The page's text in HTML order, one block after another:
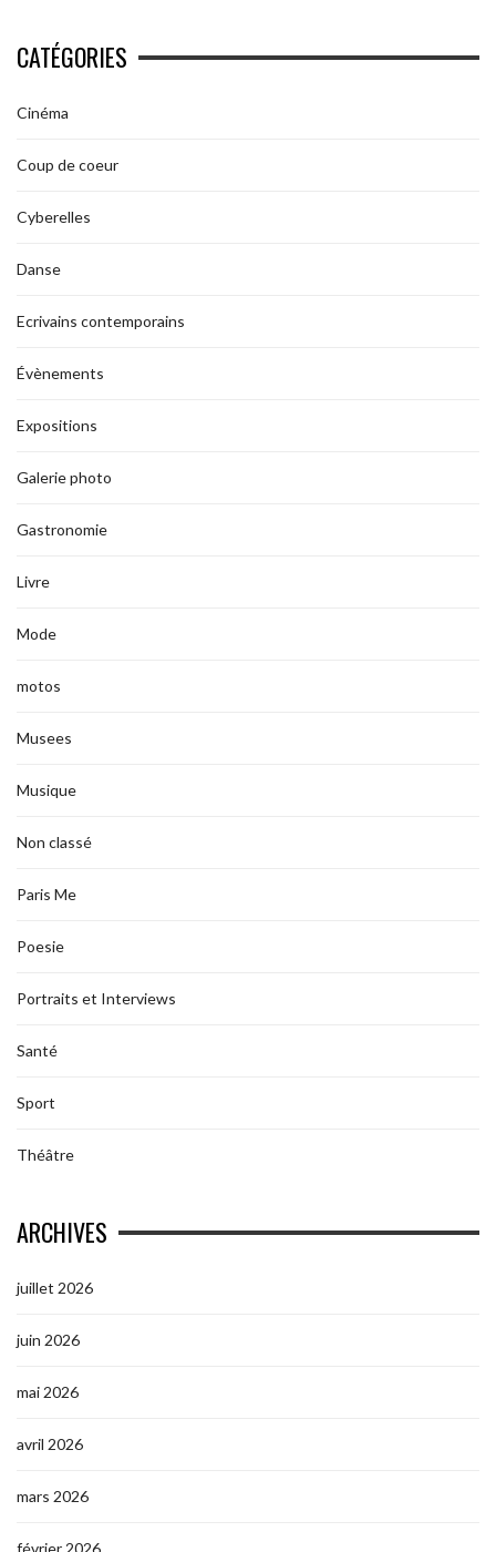
CATÉGORIES
Cinéma
Coup de coeur
Cyberelles
Danse
Ecrivains contemporains
Évènements
Expositions
Galerie photo
Gastronomie
Livre
Mode
motos
Musees
Musique
Non classé
Paris Me
Poesie
Portraits et Interviews
Santé
Sport
Théâtre
ARCHIVES
juillet 2026
juin 2026
mai 2026
avril 2026
mars 2026